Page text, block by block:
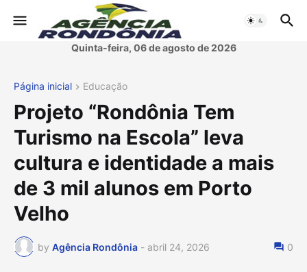
Quinta-feira, 06 de agosto de 2026
Página inicial Educação
Projeto “Rondônia Tem
Turismo na Escola” leva
cultura e identidade a mais
de 3 mil alunos em Porto
Velho
by Agência Rondônia - abril 24, 2026 0